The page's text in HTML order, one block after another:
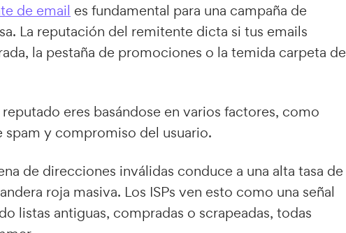
de email es fundamental para una campaña de
La reputación del remitente dicta si tus emails
la pestaña de promociones o la temida carpeta de
eres basándose en varios factores, como
spam y compromiso del usuario.
de direcciones inválidas conduce a una alta tasa de
roja masiva. Los ISPs ven esto como una señal
listas antiguas, compradas o scrapeadas, todas